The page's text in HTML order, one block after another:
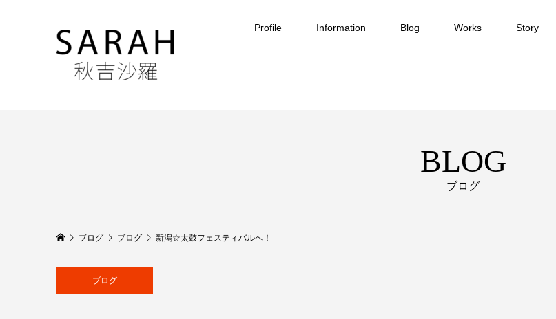
Profile Information Blog Works Story
BLOG
ブログ
ブログ ブログ 新潟☆太鼓フェスティバルへ！
ブログ